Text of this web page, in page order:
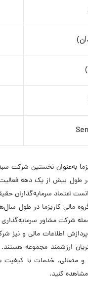
طول بیش از یک دهه فعالیت
اعتماد سرمایه‌گذاران
مشاور سرمایه‌گذاری
پردازش اطلاعات مالی و نیز
ارزشمند مجموعه
خدمات با کیفیت
کنید.